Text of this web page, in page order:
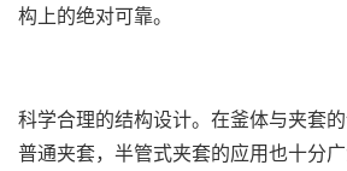
构上的绝对可靠。
科学合理的结构设计。在釜体与夹套
普通夹套，半管式夹套的应用也十分